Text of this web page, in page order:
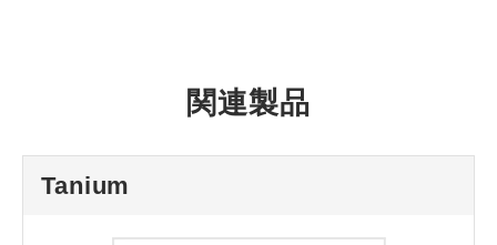
関連製品
Tanium